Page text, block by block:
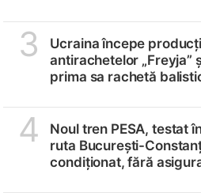
3
Ucraina începe
antirachetelor „Freyja”
prima sa rachetă
4
Noul tren PESA, testat
ruta București-
condiționat, fără